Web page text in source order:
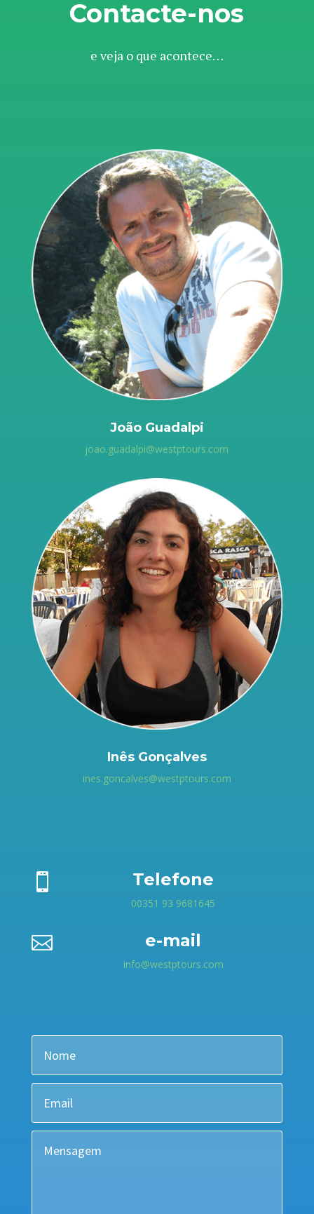
Contacte-nos
e veja o que acontece…
João Guadalpi
joao.guadalpi@westptours.com
Inês Gonçalves
ines.goncalves@westptours.com
 Telefone
00351 93 9681645
 e-mail
info@westptours.com